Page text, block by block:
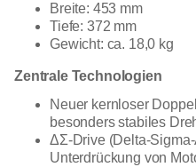
Breite: 453 mm
Tiefe: 372 mm
Gewicht: ca. 18,0 kg
Zentrale Technologien
Neuer kernloser
besonders stabiles
ΔΣ-Drive (Delta-
Unterdrückung von